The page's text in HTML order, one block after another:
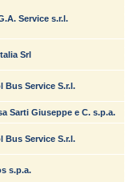
Service s.r.l.
Srl
Bus Service S.r.l.
Sarti Giuseppe e C. s.p.a.
Bus Service S.r.l.
s.p.a.